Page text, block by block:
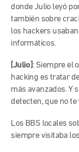
donde Julio leyó
también sobre
los hackers
informáticos.
[Julio]: Siempre el
hacking es tratar
más avanzados. Y
detecten, que no te
Los BBS locales
siempre visitaba